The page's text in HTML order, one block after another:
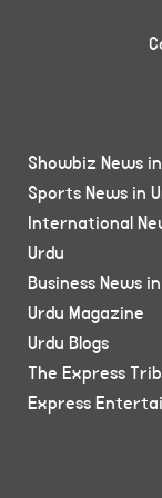
Showbiz News
Sports News in
International
Urdu
Business News
Urdu Magazine
Urdu Blogs
The Express
Express